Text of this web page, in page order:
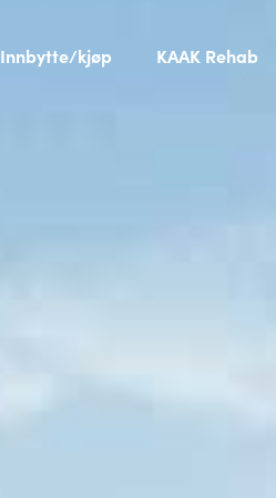
Innbytte/kjøp KAAK Rehab